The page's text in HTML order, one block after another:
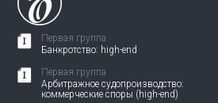
Первая группа
Банкротство: high-end
Первая группа
Арбитражное судопроизводство:
коммерческие споры (high-end)